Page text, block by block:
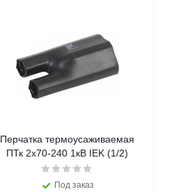
Перчатка термоусаживаемая
ПТк 2х70-240 1кВ IEK (1/2)
Под заказ